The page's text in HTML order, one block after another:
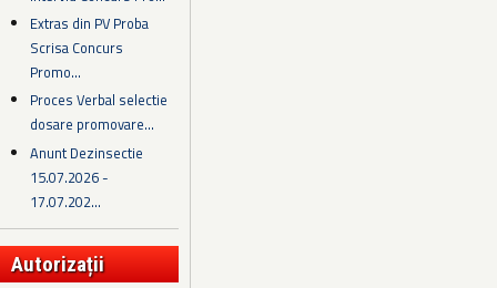
Extras din PV Proba
Scrisa Concurs
Promo...
Proces Verbal selectie
dosare promovare...
Anunt Dezinsectie
15.07.2026 -
17.07.202...
Autorizații